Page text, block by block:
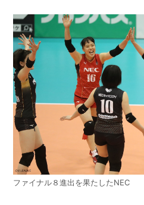
ファイナル８進出を果たしたNEC